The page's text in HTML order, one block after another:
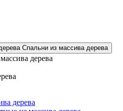
Спальни из массива дерева
дерева